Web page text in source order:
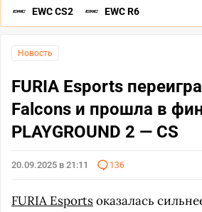
EWC CS2 EWC R6
Новость
FURIA Esports
Falcons и прошла в
PLAYGROUND 2 — CS
20.09.2025 в 21:11 136
FURIA Esportsоказалась